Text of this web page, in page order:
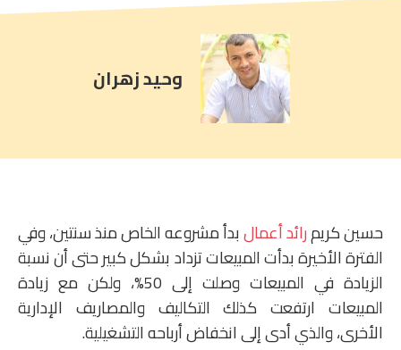
is:
وحيد زهران
حسين كريمرائد أعمالبدأ مشروعه الخاص منذ سنتين، وفي
الفترة الأخيرة بدأت المبيعات تزداد بشكل كبير حتى أن نسبة
الزيادة في المبيعات وصلت إلى 50%، ولكن مع زيادة
المبيعات ارتفعت كذلك التكاليف والمصاريف الإدارية
الأخرى، والذي أدى إلى انخفاض أرباحه التشغيلية.